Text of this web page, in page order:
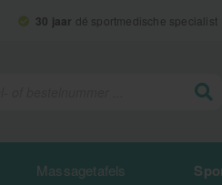
30 jaar dé sportmedische specialist
Massagetafels